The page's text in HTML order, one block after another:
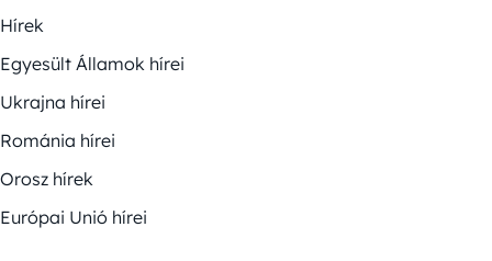
Hírek
Egyesült Államok hírei
Ukrajna hírei
Románia hírei
Orosz hírek
Európai Unió hírei